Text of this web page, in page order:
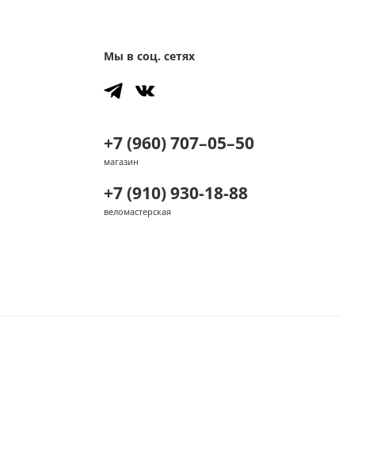
Мы в соц. сетях
+7 (960) 707–05–50
магазин
+7 (910) 930-18-88
веломастерская